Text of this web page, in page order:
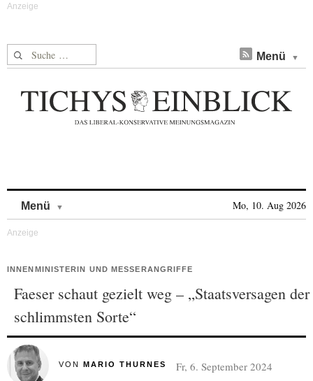
Suche nach: Menü
Menü Mo, 10. Aug 2026
INNENMINISTERIN UND MESSERANGRIFFE
Faeser schaut gezielt weg – „Staatsversagen der
schlimmsten Sorte“
VON MARIO THURNES Fr, 6. September 2024